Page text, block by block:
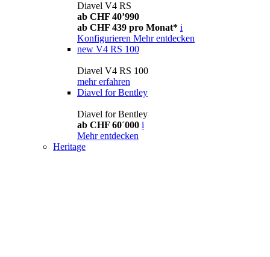
Diavel V4 RS
ab CHF 40’990
ab CHF 439 pro Monat* i
Konfigurieren Mehr entdecken
new V4 RS 100
Diavel V4 RS 100
mehr erfahren
Diavel for Bentley
Diavel for Bentley
ab CHF 60´000 i
Mehr entdecken
Heritage